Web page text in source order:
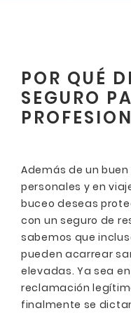
POR QUÉ
SEGURO
Además de un
personales y en
buceo deseas
con un seguro de
sabemos que
pueden acarrear
elevadas. Ya sea
reclamación
finalmente se